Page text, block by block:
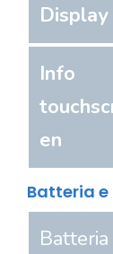
Display
Info
en
Batteria
Batteria